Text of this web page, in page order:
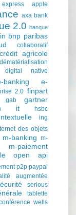
apple
axa bank
2.0 banque
bnp paribas
collaboratif
crédit agricole
dématérialisation
digital native
banking
e-
2.0 finpart
gab
gartner
it hsbc
ing
des objets
m-banking m-
m-paiement
open api
p2p paypal
augmentée
serious
tablette
wells